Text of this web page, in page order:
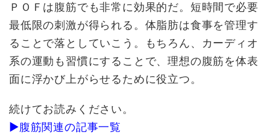
ＰＯＦは腹筋でも非常に効果的だ。短時間で必要
最低限の刺激が得られる。体脂肪は食事を管理す
ることで落としていこう。もちろん、カーディオ
系の運動も習慣にすることで、理想の腹筋を体表
面に浮かび上がらせるために役立つ。
続けてお読みください。
▶腹筋関連の記事一覧